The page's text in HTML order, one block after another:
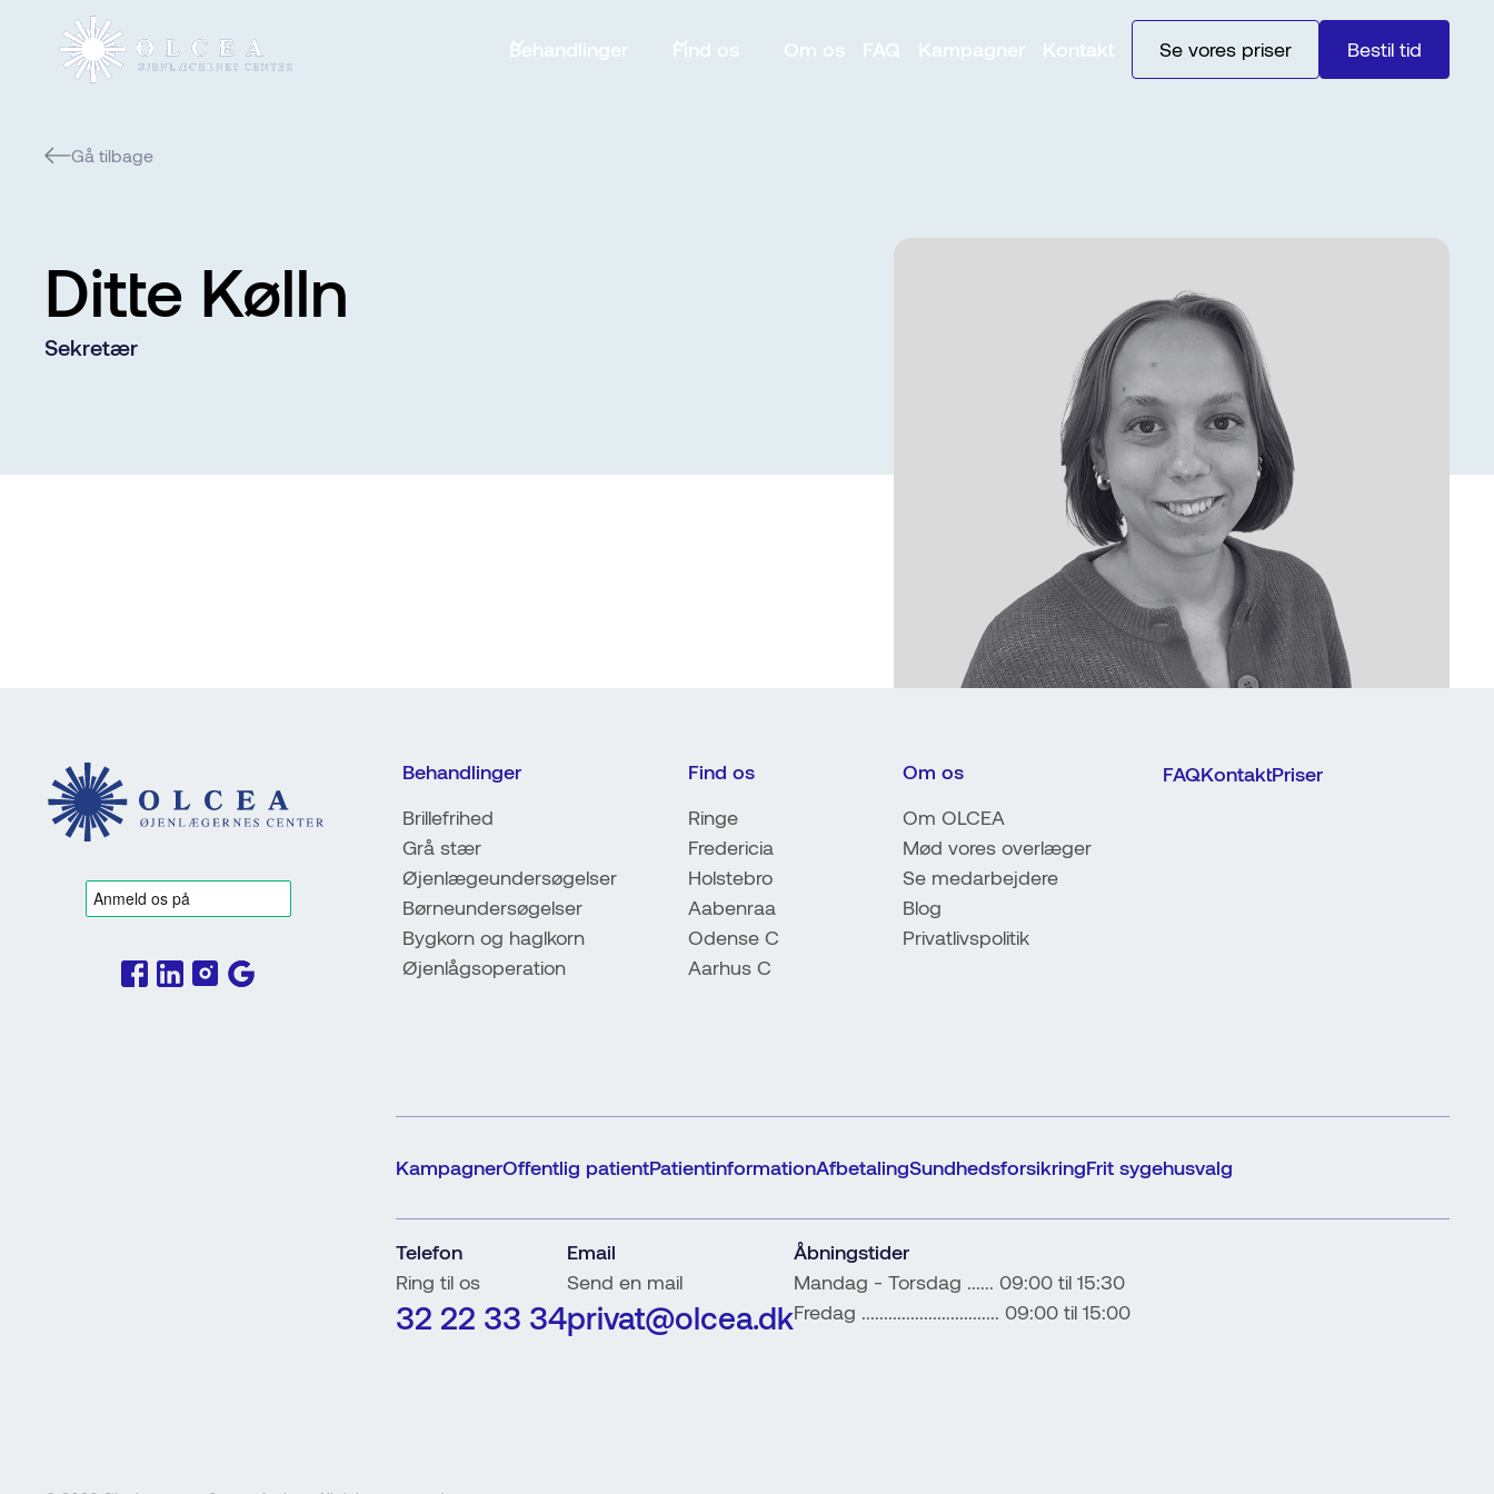
Behandlinger Find os Om os FAQ Kampagner Kontakt Se vores priser Bestil tid
Gå tilbage
Ditte Kølln
Sekretær
Behandlinger
Brillefrihed
Grå stær
Øjenlægeundersøgelser
Børneundersøgelser
Bygkorn og haglkorn
Øjenlågsoperation
Find os
Ringe
Fredericia
Holstebro
Aabenraa
Odense C
Aarhus C
Om os
Om OLCEA
Mød vores overlæger
Se medarbejdere
Blog
Privatlivspolitik
FAQKontaktPriser
KampagnerOffentlig patientPatientinformationAfbetalingSundhedsforsikringFrit sygehusvalg
Telefon
Ring til os
32 22 33 34
Email
Send en mail
privat@olcea.dk
Åbningstider
Mandag - Torsdag ...... 09:00 til 15:30
Fredag ............................... 09:00 til 15:00